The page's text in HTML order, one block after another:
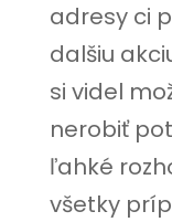
adresy ci
dalšiu
si videl
nerobiť
ľahké
všetky